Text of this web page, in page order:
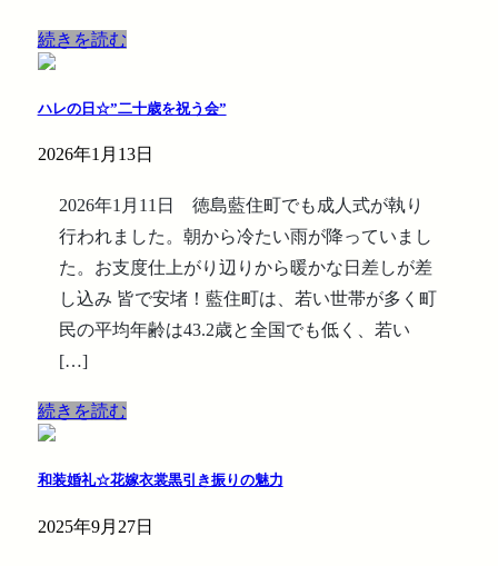
続きを読む
ハレの日☆”二十歳を祝う会”
2026年1月13日
2026年1月11日 徳島藍住町でも成人式が執り
行われました。朝から冷たい雨が降っていまし
た。お支度仕上がり辺りから暖かな日差しが差
し込み 皆で安堵！藍住町は、若い世帯が多く町
民の平均年齢は43.2歳と全国でも低く、若い
[…]
続きを読む
和装婚礼☆花嫁衣裳黒引き振りの魅力
2025年9月27日